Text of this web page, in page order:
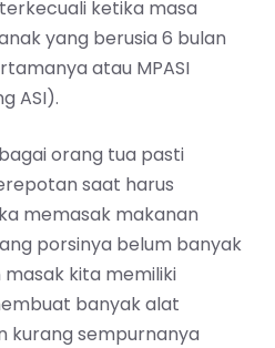
ketika masa
yang berusia 6 bulan
atau MPASI
ASI).
orang tua pasti
saat harus
memasak makanan
porsinya belum banyak
kita memiliki
banyak alat
kurang sempurnanya